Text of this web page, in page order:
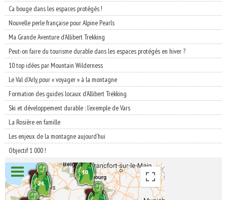
Ca bouge dans les espaces protégés !
Nouvelle perle française pour Alpine Pearls
Ma Grande Aventure d'Allibert Trekking
Peut-on faire du tourisme durable dans les espaces protégés en hiver ?
10 top idées par Mountain Wilderness
Le Val d’Arly, pour « voyager » à la montagne
Formation des guides locaux d’Allibert Trekking
Ski et développement durable : l’exemple de Vars
La Rosière en famille
Les enjeux de la montagne aujourd’hui
Objectif 1 000 !